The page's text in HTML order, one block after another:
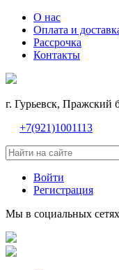
О нас
Оплата и
Рассрочка
Контакты
г. Гурьевск, Пражский
+7(921)1001113
Войти
Регистрация
Мы в социальных сетях